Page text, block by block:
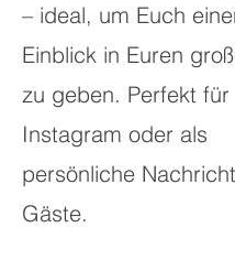
– ideal, um Euch
Einblick in Euren
zu geben. Perfekt für
Instagram oder als
persönliche
Gäste.